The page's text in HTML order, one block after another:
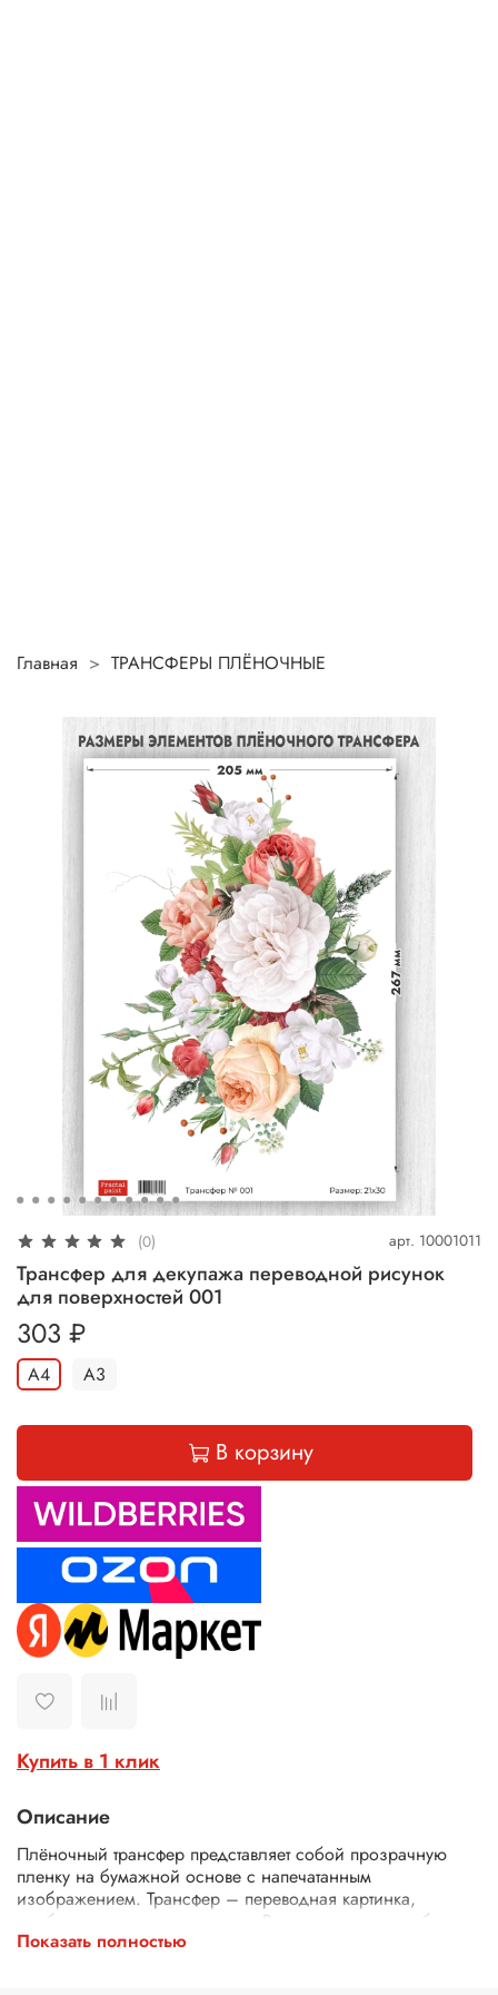
Главная ТРАНСФЕРЫ ПЛЁНОЧНЫЕ
(0) арт. 10001011
Трансфер для декупажа переводной рисунок
для поверхностей 001
303 ₽
А4 А3
В корзину
Купить в 1 клик
Описание
Плёночный трансфер представляет собой прозрачную
пленку на бумажной основе с напечатанным
изображением. Трансфер – переводная картинка,
изображение, с его помощью Ваше изделие приобретет
неповторимость и уникальность. Трансферной бумагой
Показать полностью